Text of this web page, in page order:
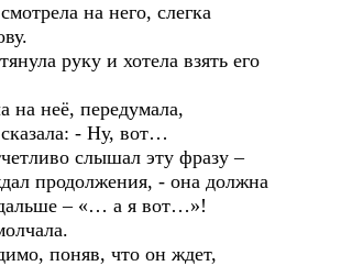
на него, слегка
руку и хотела взять его
неё, передумала,
- Ну, вот…
слышал эту фразу –
продолжения, - она должна
– «… а я вот…»!
поняв, что он ждет,